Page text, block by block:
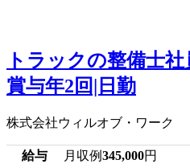
トラックの整備士社
賞与年2回|日勤
株式会社ウィルオブ・ワーク
給与 月収例345,000円